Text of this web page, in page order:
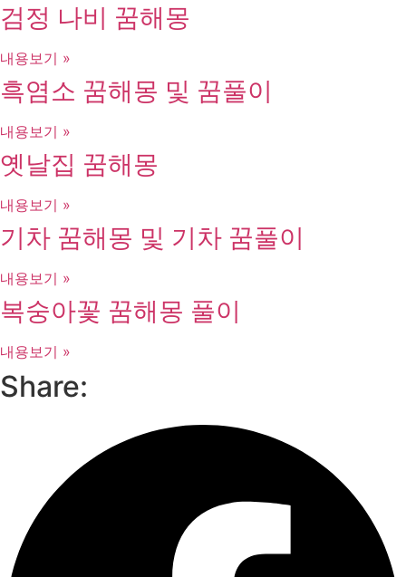
검정 나비 꿈해몽
내용보기 »
흑염소 꿈해몽 및 꿈풀이
내용보기 »
옛날집 꿈해몽
내용보기 »
기차 꿈해몽 및 기차 꿈풀이
내용보기 »
복숭아꽃 꿈해몽 풀이
내용보기 »
Share: